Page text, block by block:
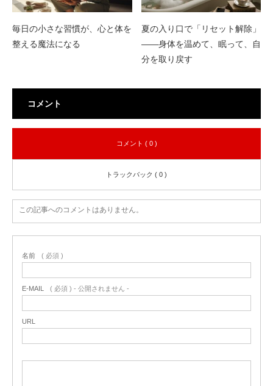
毎日の小さな習慣が、心と体を
整える魔法になる
夏の入り口で「リセット解除」
——身体を温めて、眠って、自
分を取り戻す
コメント
コメント ( 0 )
トラックバック ( 0 )
この記事へのコメントはありません。
名前 ( 必須 )
E-MAIL ( 必須 ) - 公開されません -
URL